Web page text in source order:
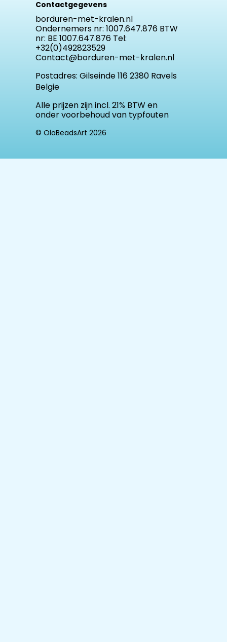
Contactgegevens
borduren-met-kralen.nl
Ondernemers nr: 1007.647.876 BTW
nr: BE 1007.647.876 Tel:
+32(0)492823529
Contact@borduren-met-kralen.nl
Postadres: Gilseinde 116 2380 Ravels
Belgie
Alle prijzen zijn incl. 21% BTW en
onder voorbehoud van typfouten
© OlaBeadsArt 2026